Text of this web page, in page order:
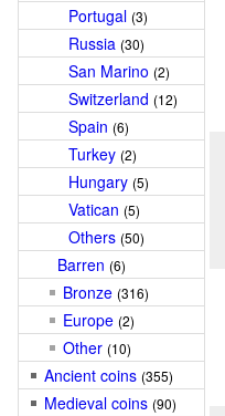
Portugal (3)
Russia (30)
San Marino (2)
Switzerland (12)
Spain (6)
Turkey (2)
Hungary (5)
Vatican (5)
Others (50)
Barren (6)
Bronze (316)
Europe (2)
Other (10)
Ancient coins (355)
Medieval coins (90)